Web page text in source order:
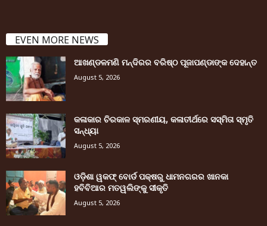
EVEN MORE NEWS
ଆଖଣ୍ଡଳମଣି ମନ୍ଦିରର ବରିଷ୍ଠ ପୂଜାପଣ୍ଡାଙ୍କ ଦେହାନ୍ତ
August 5, 2026
କଳାକାର ଚିରକାଳ ସ୍ମରଣୀୟ, କଳାତୀର୍ଥରେ ସସ୍ମିତା ସ୍ମୃତି
ସନ୍ଧ୍ୟା
August 5, 2026
ଓଡ଼ିଶା ୱକଫ୍ ବୋର୍ଡ ପକ୍ଷରୁ ଧାମନଗରର ଖାନକା
ହବିବିଆର ମତୱଲିଙ୍କୁ ସୀକୃତି
August 5, 2026